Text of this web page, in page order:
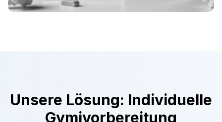
Unsere Lösung: Individuelle
Gymivorbereitung